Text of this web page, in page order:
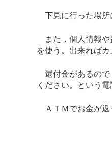
下見に行った場所
また，個人情報や
を使う。出来れば
還付金があるので
ください。という
ＡＴＭでお金が返